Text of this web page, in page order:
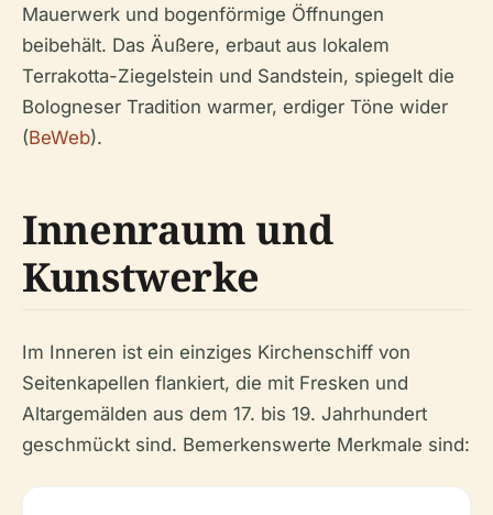
Mauerwerk und bogenförmige Öffnungen
beibehält. Das Äußere, erbaut aus lokalem
Terrakotta-Ziegelstein und Sandstein, spiegelt die
Bologneser Tradition warmer, erdiger Töne wider
(BeWeb).
Innenraum und
Kunstwerke
Im Inneren ist ein einziges Kirchenschiff von
Seitenkapellen flankiert, die mit Fresken und
Altargemälden aus dem 17. bis 19. Jahrhundert
geschmückt sind. Bemerkenswerte Merkmale sind: